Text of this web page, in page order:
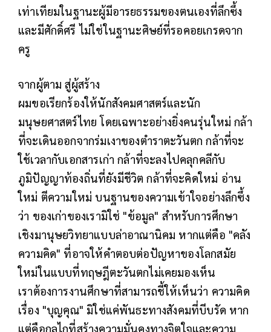
เท่าเทียมในฐานะผู้มีอารยธรรมของตนเองที่ลึกซึ้ง
และมีศักดิ์ศรี ไม่ใช่ในฐานะศิษย์ที่รอคอยเกรดจาก
ครู
จากผู้ตาม สู่ผู้สร้าง
ผมขอเรียกร้องให้นักสังคมศาสตร์และนัก
มนุษยศาสตร์ไทย โดยเฉพาะอย่างยิ่งคนรุ่นใหม่ กล้า
ที่จะเดินออกจากร่มเงาของตำราตะวันตก กล้าที่จะ
ใช้เวลากับเอกสารเก่า กล้าที่จะลงไปคลุกคลีกับ
ภูมิปัญญาท้องถิ่นที่ยังมีชีวิต กล้าที่จะคิดใหม่ อ่าน
ใหม่ ตีความใหม่ บนฐานของความเข้าใจอย่างลึกซึ้ง
ว่า ของเก่าของเรามิใช่ "ข้อมูล" สำหรับการศึกษา
เชิงมานุษยวิทยาแบบล่าอาณานิคม หากแต่คือ "คลัง
ความคิด" ที่อาจให้คำตอบต่อปัญหาของโลกสมัย
ใหม่ในแบบที่ทฤษฎีตะวันตกไม่เคยมองเห็น
เราต้องการงานศึกษาที่สามารถชี้ให้เห็นว่า ความคิด
เรื่อง "บุญคุณ" มิใช่แค่พันธะทางสังคมที่บีบรัด หาก
แต่คือกลไกที่สร้างความมั่นคงทางจิตใจและความ